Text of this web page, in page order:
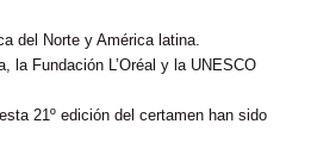
del Norte y América latina.
la Fundación L’Oréal y la UNESCO
21º edición del certamen han sido